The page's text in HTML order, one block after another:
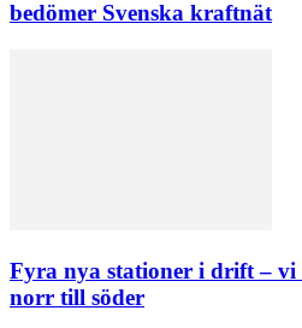
bedömer Svenska kraftnät
Fyra nya stationer i drift – vi
norr till söder